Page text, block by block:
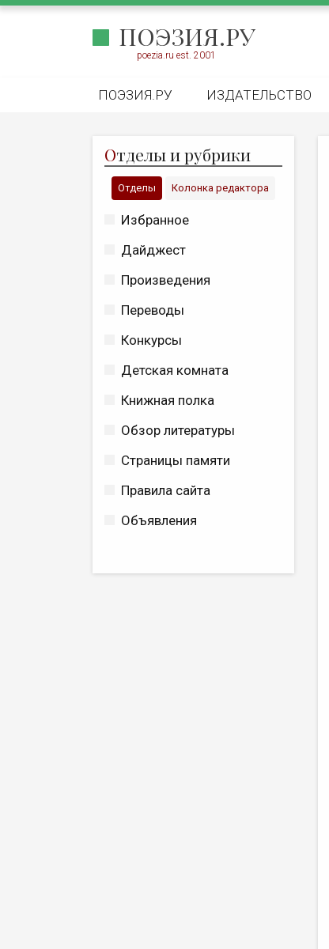
ПОЭЗИЯ.РУ
poezia.ru est. 2001
ПОЭЗИЯ.РУ ИЗДАТЕЛЬСТВО
Отделы и рубрики
Отделы Колонка редактора
Избранное
Дайджест
Произведения
Переводы
Конкурсы
Детская комната
Книжная полка
Обзор литературы
Страницы памяти
Правила сайта
Объявления